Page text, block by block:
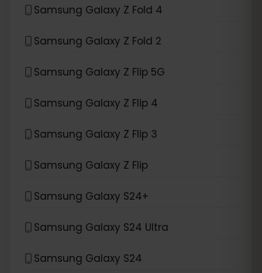
Samsung Galaxy Z Fold 4
Samsung Galaxy Z Fold 2
Samsung Galaxy Z Flip 5G
Samsung Galaxy Z Flip 4
Samsung Galaxy Z Flip 3
Samsung Galaxy Z Flip
Samsung Galaxy S24+
Samsung Galaxy S24 Ultra
Samsung Galaxy S24